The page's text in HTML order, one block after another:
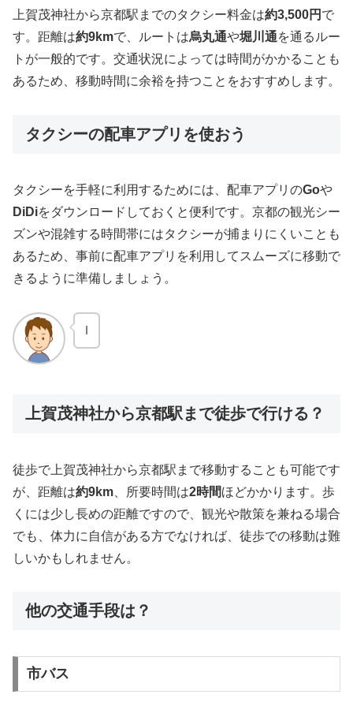
上賀茂神社から京都駅までのタクシー料金は約3,500円 で
す。距離は約9kmで、ルートは烏丸通や堀川通を通るルー
トが一般的です。交通状況によっては時間がかかることも
あるため、移動時間に余裕を持つことをおすすめします。
タクシーの配車アプリを使おう
タクシーを手軽に利用するためには、配車アプリのGoや
DiDiをダウンロードしておくと便利です。京都の観光シー
ズンや混雑する時間帯にはタクシーが捕まりにくいことも
あるため、事前に配車アプリを利用してスムーズに移動で
きるように準備しましょう。
ｌ
上賀茂神社から京都駅まで徒歩で行ける？
徒歩で上賀茂神社から京都駅まで移動することも可能です
が、距離は約9km 、所要時間は2時間ほどかかります。歩
くには少し長めの距離ですので、観光や散策を兼ねる場合
でも、体力に自信がある方でなければ、徒歩での移動は難
しいかもしれません。
他の交通手段は？
市バス